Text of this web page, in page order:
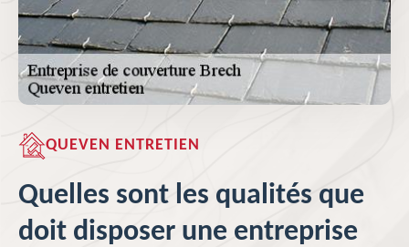
QUEVEN ENTRETIEN
Quelles sont les qualités que
doit disposer une entreprise